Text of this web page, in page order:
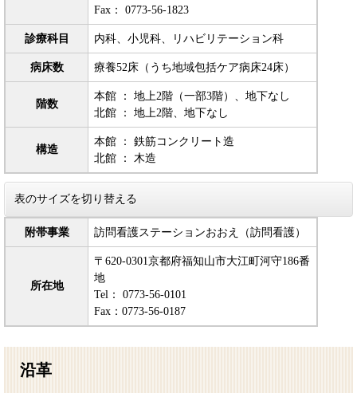
Fax： 0773-56-1823
診療科目 内科、小児科、リハビリテーション科
病床数 療養52床（うち地域包括ケア病床24床）
階数
本館 ： 地上2階（一部3階）、地下なし
北館 ： 地上2階、地下なし
構造
本館 ： 鉄筋コンクリート造
北館 ： 木造
表のサイズを切り替える
附帯事業 訪問看護ステーションおおえ（訪問看護）
所在地
〒620-0301京都府福知山市大江町河守186番
地
Tel： 0773-56-0101
Fax：0773-56-0187
沿革